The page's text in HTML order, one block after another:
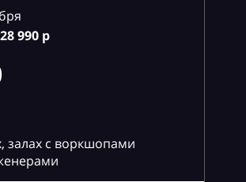
28990 р
залах с воркшопами